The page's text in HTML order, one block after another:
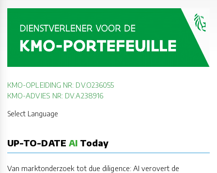
KMO-OPLEIDING NR: DV.O236055
KMO-ADVIES NR: DV.A238916
Select Language
UP-TO-DATE AI Today
Van marktonderzoek tot due diligence: AI verovert de